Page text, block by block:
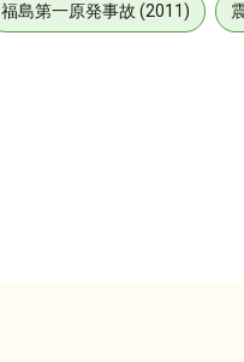
福島第一原発事故 (2011)